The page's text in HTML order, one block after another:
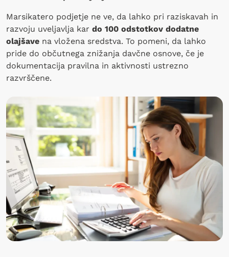
Marsikatero podjetje ne ve, da lahko pri raziskavah in
razvoju uveljavlja kar do 100 odstotkov dodatne
olajšave na vložena sredstva. To pomeni, da lahko
pride do občutnega znižanja davčne osnove, če je
dokumentacija pravilna in aktivnosti ustrezno
razvrščene.